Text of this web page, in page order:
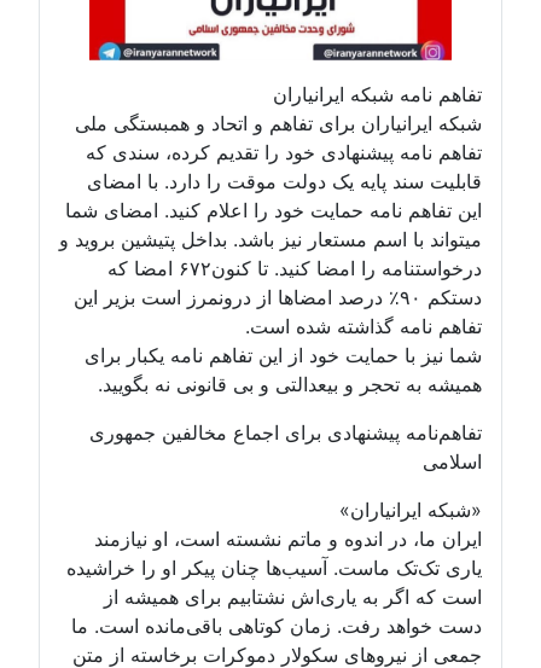
نامه شبکه ایرانیاران
ایرانیاران برای تفاهم و اتحاد و همبستگی ملی
نامه پیشنهادی خود را تقدیم کرده، سندی که
سند پایه یک دولت موقت را دارد. با امضای
تفاهم نامه حمایت خود را اعلام کنید. امضای شما
با اسم مستعار نیز باشد. بداخل پتیشین بروید و
درخواستنامه را امضا کنید. تا کنون۶۷۲ امضا که
دستکم ۹۰٪ درصد امضاها از درونمرز است بزیر این
نامه گذاشته شده است.
نیز با حمایت خود از این تفاهم نامه یکبار برای
به تحجر و بیعدالتی و بی قانونی نه بگویید.
پیشنهادی برای اجماع مخالفین جمهوری
ایرانیاران»
ما، در اندوه و ماتم نشسته است، او نیازمند
تک‌تک ماست. آسیب‌ها چنان پیکر او را خراشیده
که اگر به یاری‌اش نشتابیم برای همیشه از
خواهد رفت. زمان کوتاهی باقی‌مانده است. ما
از نیروهای سکولار دموکرات برخاسته از متن